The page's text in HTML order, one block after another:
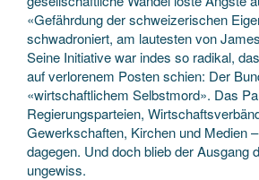
«Gefährdung der schweizerischen
schwadroniert, am lautesten von
Seine Initiative war indes so radikal,
auf verlorenem Posten schien: Der
«wirtschaftlichem Selbstmord». Das
Regierungsparteien,
Gewerkschaften, Kirchen und Medien
dagegen. Und doch blieb der Ausgang
ungewiss.